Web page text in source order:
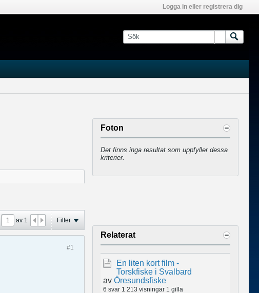
Logga in eller registrera dig
av 1 Filter
#1
Foton
Det finns inga resultat som uppfyller dessa
kriterier.
Relaterat
En liten kort film -
Torskfiske i Svalbard
av Öresundsfiske
6 svar 1 213 visningar 1 gilla